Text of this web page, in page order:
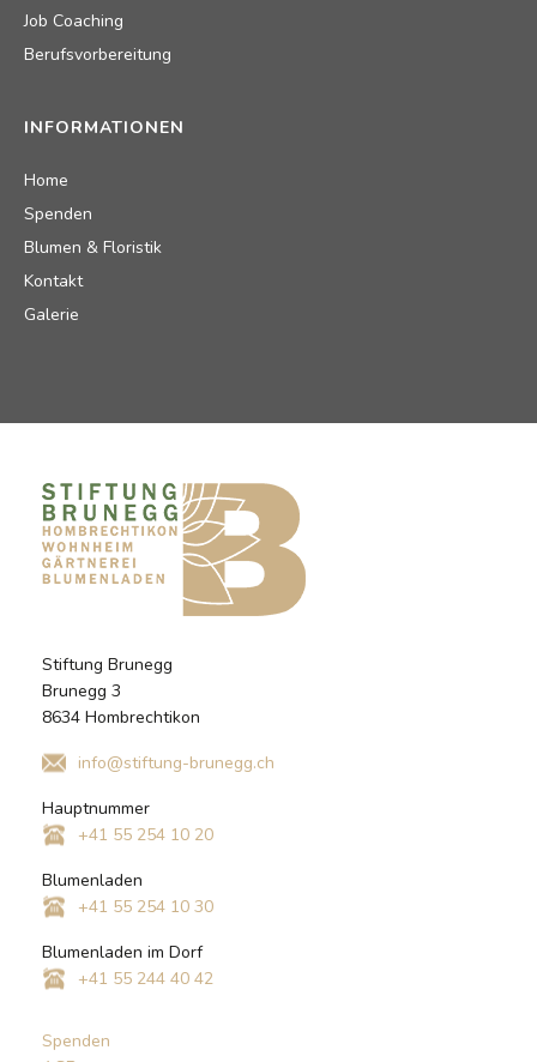
Job Coaching
Berufsvorbereitung
INFORMATIONEN
Home
Spenden
Blumen & Floristik
Kontakt
Galerie
Stiftung Brunegg
Brunegg 3
8634 Hombrechtikon
info@stiftung-brunegg.ch
Hauptnummer
+41 55 254 10 20
Blumenladen
+41 55 254 10 30
Blumenladen im Dorf
+41 55 244 40 42
Spenden